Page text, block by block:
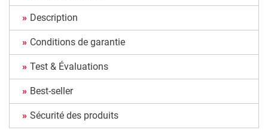
Description
Conditions de garantie
Test & Évaluations
Best-seller
Sécurité des produits